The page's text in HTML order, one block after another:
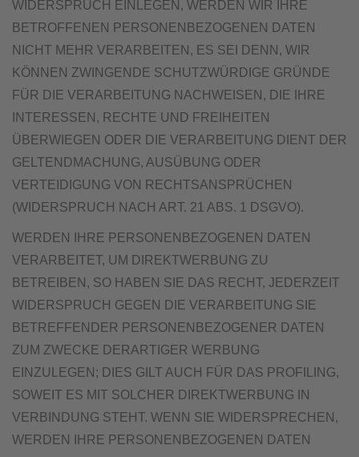
WIDERSPRUCH EINLEGEN, WERDEN WIR IHRE
BETROFFENEN PERSONENBEZOGENEN DATEN
NICHT MEHR VERARBEITEN, ES SEI DENN, WIR
KÖNNEN ZWINGENDE SCHUTZWÜRDIGE GRÜNDE
FÜR DIE VERARBEITUNG NACHWEISEN, DIE IHRE
INTERESSEN, RECHTE UND FREIHEITEN
ÜBERWIEGEN ODER DIE VERARBEITUNG DIENT DER
GELTENDMACHUNG, AUSÜBUNG ODER
VERTEIDIGUNG VON RECHTSANSPRÜCHEN
(WIDERSPRUCH NACH ART. 21 ABS. 1 DSGVO).
WERDEN IHRE PERSONENBEZOGENEN DATEN
VERARBEITET, UM DIREKTWERBUNG ZU
BETREIBEN, SO HABEN SIE DAS RECHT, JEDERZEIT
WIDERSPRUCH GEGEN DIE VERARBEITUNG SIE
BETREFFENDER PERSONENBEZOGENER DATEN
ZUM ZWECKE DERARTIGER WERBUNG
EINZULEGEN; DIES GILT AUCH FÜR DAS PROFILING,
SOWEIT ES MIT SOLCHER DIREKTWERBUNG IN
VERBINDUNG STEHT. WENN SIE WIDERSPRECHEN,
WERDEN IHRE PERSONENBEZOGENEN DATEN